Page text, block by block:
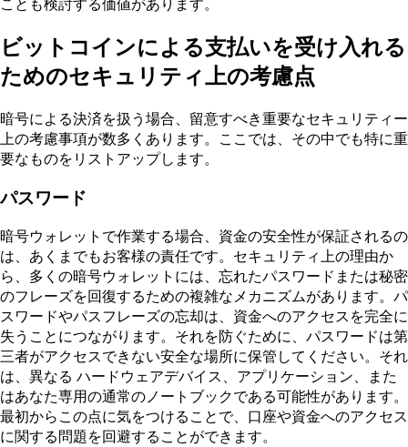
ことも検討する価値があります。
ビットコインによる支払いを受け入れる
ためのセキュリティ上の考慮点
暗号による決済を扱う場合、留意すべき重要なセキュリティー
上の考慮事項が数多くあります。ここでは、その中でも特に重
要なものをリストアップします。
パスワード
暗号ウォレットで作業する場合、資金の安全性が保証されるの
は、あくまでもお客様の責任です。セキュリティ上の理由か
ら、多くの暗号ウォレットには、忘れたパスワードまたは秘密
のフレーズを回復するための複雑なメカニズムがあります。パ
スワードやパスフレーズの忘却は、資金へのアクセスを完全に
失うことにつながります。それを防ぐために、パスワードは第
三者がアクセスできない安全な場所に保管してください。それ
は、異なる ハードウェアデバイス、アプリケーション、また
はあなた専用の通常のノートブックである可能性があります。
最初からこの点に気をつけることで、口座や資金へのアクセス
に関する問題を回避することができます。